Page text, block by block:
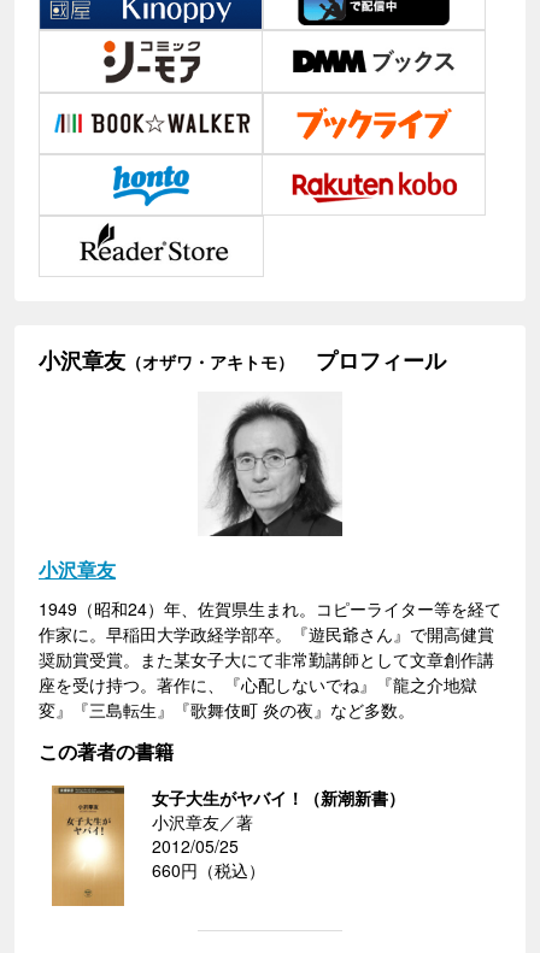
小沢章友 （オザワ・アキトモ） プロフィール
小沢章友
1949（昭和24）年、佐賀県生まれ。コピーライター等を経て
作家に。早稲田大学政経学部卒。『遊民爺さん』で開高健賞
奨励賞受賞。また某女子大にて非常勤講師として文章創作講
座を受け持つ。著作に、『心配しないでね』『龍之介地獄
変』『三島転生』『歌舞伎町 炎の夜』など多数。
この著者の書籍
女子大生がヤバイ！（新潮新書）
小沢章友／著
2012/05/25
660円（税込）